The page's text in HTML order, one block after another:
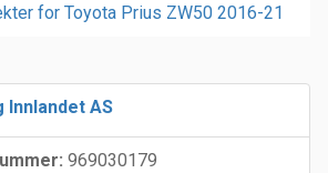
for Toyota Prius ZW50 2016-21
Innlandet AS
969030179